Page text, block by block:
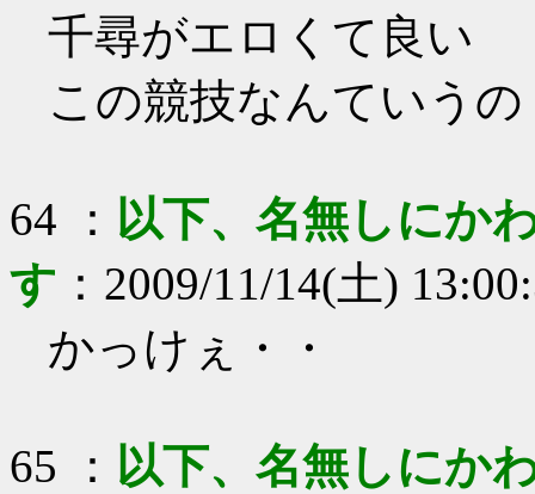
千尋がエロくて良い
この競技なんていうの
64 ： 以下、名無しにか
す ： 2009/11/14(土)
かっけぇ・・
65 ： 以下、名無しにか